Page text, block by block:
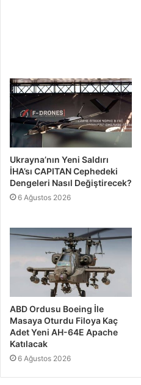
Ukrayna’nın Yeni Saldırı
İHA’sı CAPITAN Cephedeki
Dengeleri Nasıl Değiştirecek?
6 Ağustos 2026
ABD Ordusu Boeing İle
Masaya Oturdu Filoya Kaç
Adet Yeni AH-64E Apache
Katılacak
6 Ağustos 2026